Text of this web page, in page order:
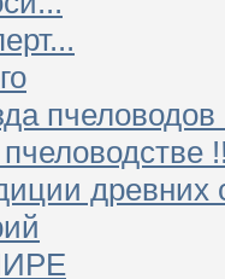
древних